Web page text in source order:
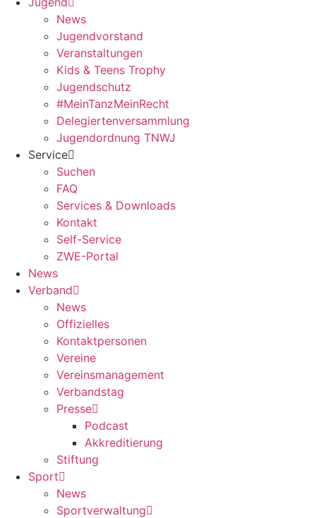
News
Jugendvorstand
Veranstaltungen
Kids & Teens Trophy
Jugendschutz
#MeinTanzMeinRecht
Delegiertenversammlung
Jugendordnung TNWJ
Service
Suchen
FAQ
Services & Downloads
Kontakt
Self-Service
ZWE-Portal
News
Verband
News
Offizielles
Kontaktpersonen
Vereine
Vereinsmanagement
Verbandstag
Presse
Podcast
Akkreditierung
Stiftung
Sport
News
Sportverwaltung